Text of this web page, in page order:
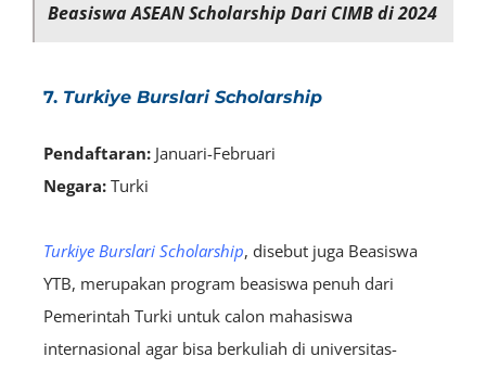
Beasiswa ASEAN Scholarship Dari CIMB di 2024
7. Turkiye Burslari Scholarship
Pendaftaran: Januari-Februari
Negara: Turki
Turkiye Burslari Scholarship, disebut juga Beasiswa
YTB, merupakan program beasiswa penuh dari
Pemerintah Turki untuk calon mahasiswa
internasional agar bisa berkuliah di universitas-